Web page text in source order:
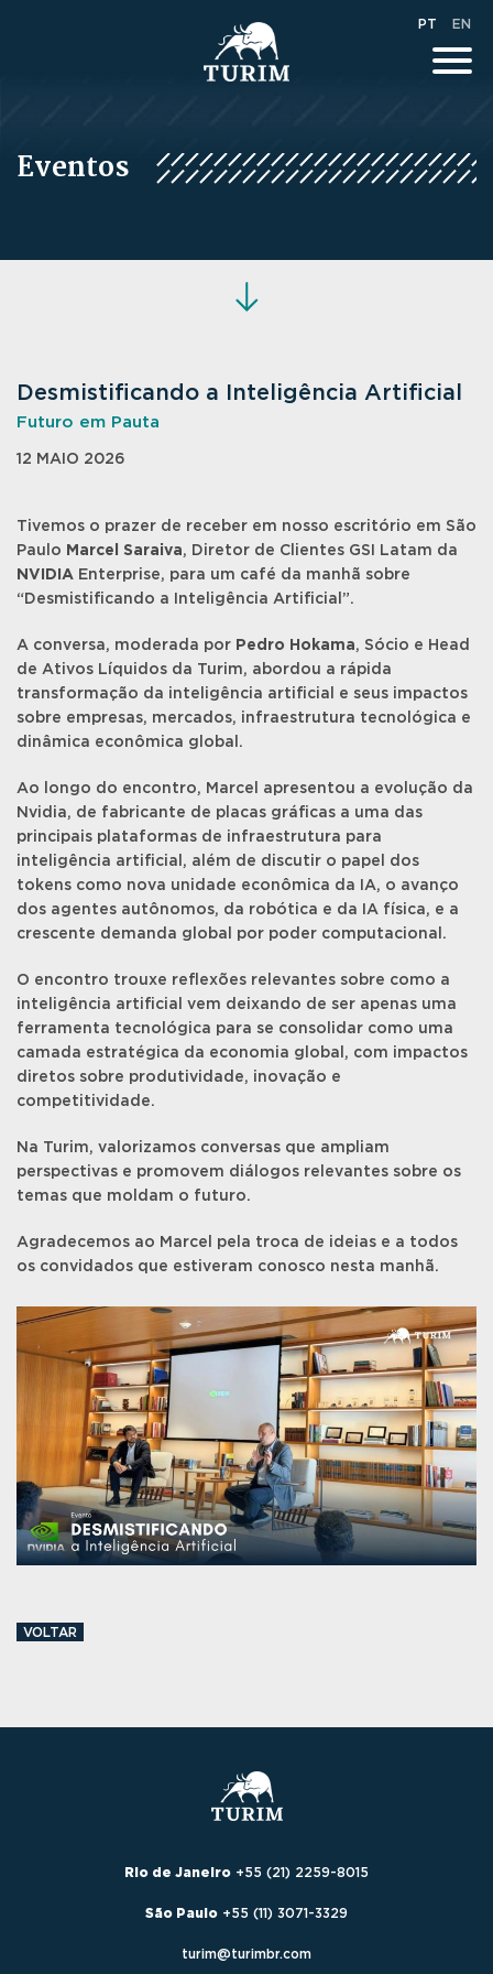
PT EN
Eventos
Desmistificando a Inteligência Artificial
Futuro em Pauta
12 MAIO 2026
Tivemos o prazer de receber em nosso escritório em São
Paulo Marcel Saraiva, Diretor de Clientes GSI Latam da
NVIDIA Enterprise, para um café da manhã sobre
“Desmistificando a Inteligência Artificial”.
A conversa, moderada por Pedro Hokama, Sócio e Head
de Ativos Líquidos da Turim, abordou a rápida
transformação da inteligência artificial e seus impactos
sobre empresas, mercados, infraestrutura tecnológica e
dinâmica econômica global.
Ao longo do encontro, Marcel apresentou a evolução da
Nvidia, de fabricante de placas gráficas a uma das
principais plataformas de infraestrutura para
inteligência artificial, além de discutir o papel dos
tokens como nova unidade econômica da IA, o avanço
dos agentes autônomos, da robótica e da IA física, e a
crescente demanda global por poder computacional.
O encontro trouxe reflexões relevantes sobre como a
inteligência artificial vem deixando de ser apenas uma
ferramenta tecnológica para se consolidar como uma
camada estratégica da economia global, com impactos
diretos sobre produtividade, inovação e
competitividade.
Na Turim, valorizamos conversas que ampliam
perspectivas e promovem diálogos relevantes sobre os
temas que moldam o futuro.
Agradecemos ao Marcel pela troca de ideias e a todos
os convidados que estiveram conosco nesta manhã.
VOLTAR
Rio de Janeiro +55 (21) 2259-8015
São Paulo +55 (11) 3071-3329
turim@turimbr.com